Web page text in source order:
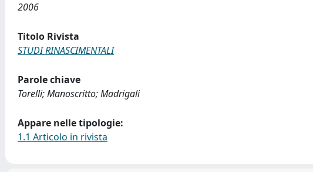
2006
Titolo Rivista
STUDI RINASCIMENTALI
Parole chiave
Torelli; Manoscritto; Madrigali
Appare nelle tipologie:
1.1 Articolo in rivista